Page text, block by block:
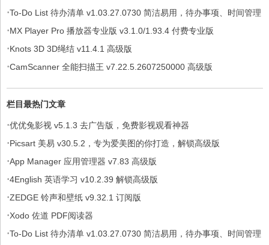
·To-Do List 待办清单 v1.03.27.0730 简洁易用，待办事项、时间管理
软件，解锁专业版
·MX Player Pro 播放器专业版 v3.1.0/1.93.4 付费专业版
·Knots 3D 3D绳结 v11.4.1 高级版
·CamScanner 全能扫描王 v7.22.5.2607250000 高级版
栏目最热门文章
·优优兔影视 v5.1.3 去广告版，免费影视观看神器
·Picsart 美易 v30.5.2，专为爱美图的你打造，解锁高级版
·App Manager 应用管理器 v7.83 高级版
·4English 英语学习 v10.2.39 解锁高级版
·ZEDGE 铃声和壁纸 v9.32.1 订阅版
·Xodo 佐道 PDF阅读器
·To-Do List 待办清单 v1.03.27.0730 简洁易用，待办事项、时间管理